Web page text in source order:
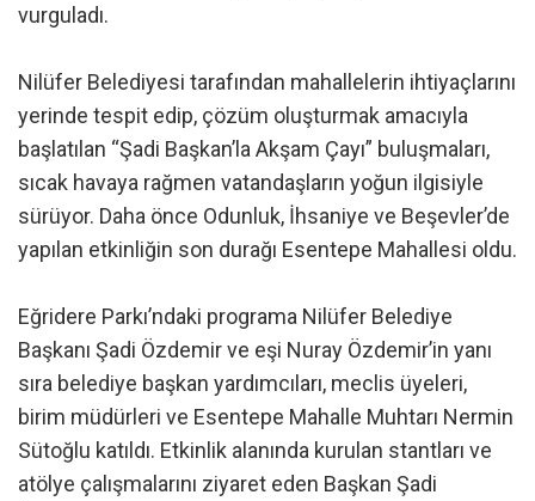
vurguladı.
Nilüfer Belediyesi tarafından mahallelerin ihtiyaçlarını
yerinde tespit edip, çözüm oluşturmak amacıyla
başlatılan “Şadi Başkan’la Akşam Çayı” buluşmaları,
sıcak havaya rağmen vatandaşların yoğun ilgisiyle
sürüyor. Daha önce Odunluk, İhsaniye ve Beşevler’de
yapılan etkinliğin son durağı Esentepe Mahallesi oldu.
Eğridere Parkı’ndaki programa Nilüfer Belediye
Başkanı Şadi Özdemir ve eşi Nuray Özdemir’in yanı
sıra belediye başkan yardımcıları, meclis üyeleri,
birim müdürleri ve Esentepe Mahalle Muhtarı Nermin
Sütoğlu katıldı. Etkinlik alanında kurulan stantları ve
atölye çalışmalarını ziyaret eden Başkan Şadi